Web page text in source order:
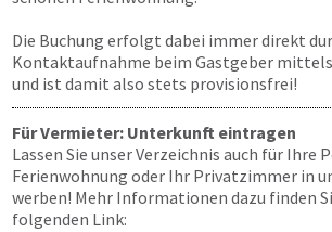
Die Buchung erfolgt dabei immer direkt
Kontaktaufnahme beim Gastgeber
und ist damit also stets provisionsfrei!
Für Vermieter: Unterkunft eintragen
Lassen Sie unser Verzeichnis auch für Ihre
Ferienwohnung oder Ihr Privatzimmer in
werben! Mehr Informationen dazu finden
folgenden Link: